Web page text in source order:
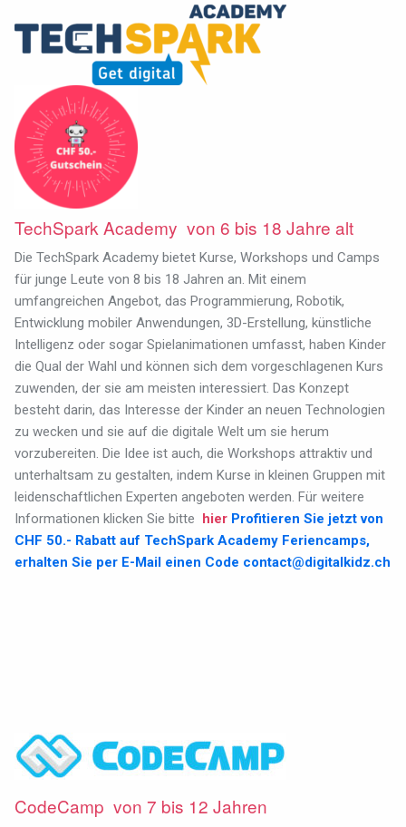
TechSpark Academy von 6 bis 18 Jahre alt
Die TechSpark Academy bietet Kurse, Workshops und Camps
für junge Leute von 8 bis 18 Jahren an. Mit einem
umfangreichen Angebot, das Programmierung, Robotik,
Entwicklung mobiler Anwendungen, 3D-Erstellung, künstliche
Intelligenz oder sogar Spielanimationen umfasst, haben Kinder
die Qual der Wahl und können sich dem vorgeschlagenen Kurs
zuwenden, der sie am meisten interessiert. Das Konzept
besteht darin, das Interesse der Kinder an neuen Technologien
zu wecken und sie auf die digitale Welt um sie herum
vorzubereiten. Die Idee ist auch, die Workshops attraktiv und
unterhaltsam zu gestalten, indem Kurse in kleinen Gruppen mit
leidenschaftlichen Experten angeboten werden. Für weitere
Informationen klicken Sie bitte hier Profitieren Sie jetzt von
CHF 50.- Rabatt auf TechSpark Academy Feriencamps,
erhalten Sie per E-Mail einen Code contact@digitalkidz.ch
CodeCamp von 7 bis 12 Jahren